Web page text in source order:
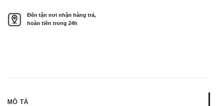
Đến tận nơi nhận hàng trả,
hoàn tiền trong 24h
MÔ TẢ